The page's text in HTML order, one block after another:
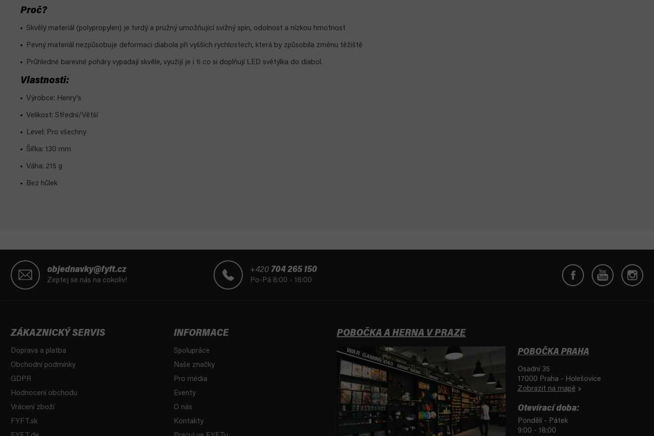
Proč?
Skvělý materiál (polypropylen) je tvrdý a pružný umožňující svižný spin, odolnost a nízkou hmotnost
Pevný materiál nezpůsobuje deformaci diabola při vyšších rychlostech, která by způsobila změnu těžiště
Průhledné barevné poháry vypadají skvěle, využijí je i ti co si doplňují LED světýlka do diabol.
Vlastnosti:
Výrobce: Henry's
Velikost: Střední/Větší
Level: Pro všechny
Šířka: 130 mm
Váha: 215 g
Bez hůlek
objednavky@fyft.cz
Zeptej se nás na cokoliv!
+420 704 265 150
Po-Pá 8:00 - 16:00
ZÁKAZNICKÝ SERVIS
Doprava a platba
Obchodní podmínky
GDPR
Hodnocení obchodu
Vrácení zboží
FYFT.sk
INFORMACE
Spolupráce
Naše značky
Pro média
Eventy
O nás
Kontakty
POBOČKA A HERNA V PRAZE
POBOČKA PRAHA
Osadní 35
17000 Praha - Holešovice
Zobrazit na mapě
Otevírací doba:
Pondělí - Pátek
9:00 - 18:00